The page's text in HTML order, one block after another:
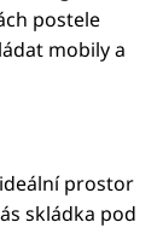
postele
mobily a
prostor
skládka pod